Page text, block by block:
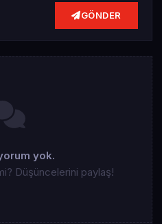
GÖNDER
yok.
Düşüncelerini paylaş!